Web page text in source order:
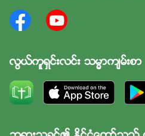
လြယ္ကူရွင္းလင္း သမၼာက်မ္းစာ